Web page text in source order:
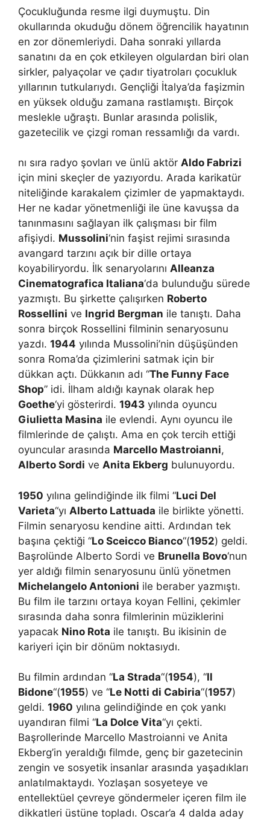
Çocukluğunda resme ilgi duymuştu. Din
okullarında okuduğu dönem öğrencilik hayatının
en zor dönemleriydi. Daha sonraki yıllarda
sanatını da en çok etkileyen olgulardan biri olan
sirkler, palyaçolar ve çadır tiyatroları çocukluk
yıllarının tutkularıydı. Gençliği İtalya’da faşizmin
en yüksek olduğu zamana rastlamıştı. Birçok
meslekle uğraştı. Bunlar arasında polislik,
gazetecilik ve çizgi roman ressamlığı da vardı.
nı sıra radyo şovları ve ünlü aktör Aldo Fabrizi
için mini skeçler de yazıyordu. Arada karikatür
niteliğinde karakalem çizimler de yapmaktaydı.
Her ne kadar yönetmenliği ile üne kavuşsa da
tanınmasını sağlayan ilk çalışması bir film
afişiydi. Mussolini‘nin faşist rejimi sırasında
avangard tarzını açık bir dille ortaya
koyabiliryordu. İlk senaryolarını Alleanza
Cinematografica Italiana‘da bulunduğu sürede
yazmıştı. Bu şirkette çalışırken Roberto
Rossellini ve Ingrid Bergman ile tanıştı. Daha
sonra birçok Rossellini filminin senaryosunu
yazdı. 1944 yılında Mussolini’nin düşüşünden
sonra Roma’da çizimlerini satmak için bir
dükkan açtı. Dükkanın adı “The Funny Face
Shop” idi. İlham aldığı kaynak olarak hep
Goethe‘yi gösterirdi. 1943 yılında oyuncu
Giulietta Masina ile evlendi. Aynı oyuncu ile
filmlerinde de çalıştı. Ama en çok tercih ettiği
oyuncular arasında Marcello Mastroianni,
Alberto Sordi ve Anita Ekberg bulunuyordu.
1950 yılına gelindiğinde ilk filmi “Luci Del
Varieta“yı Alberto Lattuada ile birlikte yönetti.
Filmin senaryosu kendine aitti. Ardından tek
başına çektiği “Lo Sceicco Bianco“(1952) geldi.
Başrolünde Alberto Sordi ve Brunella Bovo‘nun
yer aldığı filmin senaryosunu ünlü yönetmen
Michelangelo Antonioni ile beraber yazmıştı.
Bu film ile tarzını ortaya koyan Fellini, çekimler
sırasında daha sonra filmlerinin müziklerini
yapacak Nino Rota ile tanıştı. Bu ikisinin de
kariyeri için bir dönüm noktasıydı.
Bu filmin ardından “La Strada“(1954), “Il
Bidone“(1955) ve “Le Notti di Cabiria“(1957)
geldi. 1960 yılına gelindiğinde en çok yankı
uyandıran filmi “La Dolce Vita“yı çekti.
Başrollerinde Marcello Mastroianni ve Anita
Ekberg’in yeraldığı filmde, genç bir gazetecinin
zengin ve sosyetik insanlar arasında yaşadıkları
anlatılmaktaydı. Yozlaşan sosyeteye ve
entellektüel çevreye göndermeler içeren film ile
dikkatleri üstüne topladı. Oscar’a 4 dalda aday